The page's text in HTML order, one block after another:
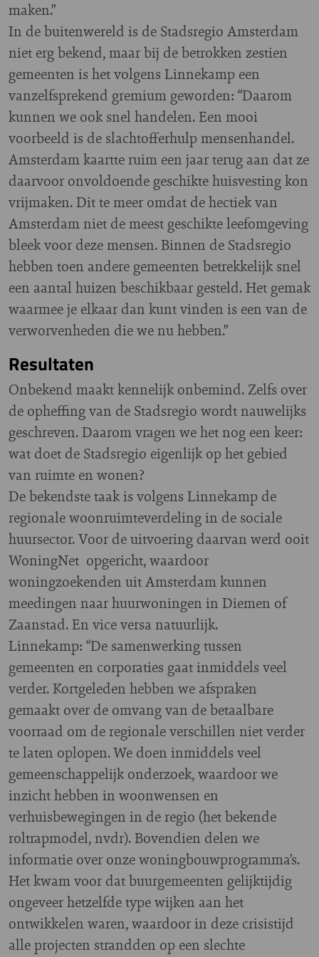
maken.”
In de buitenwereld is de Stadsregio Amsterdam
niet erg bekend, maar bij de betrokken zestien
gemeenten is het volgens Linnekamp een
vanzelfsprekend gremium geworden: “Daarom
kunnen we ook snel handelen. Een mooi
voorbeeld is de slachtofferhulp mensenhandel.
Amsterdam kaartte ruim een jaar terug aan dat ze
daarvoor onvoldoende geschikte huisvesting kon
vrijmaken. Dit te meer omdat de hectiek van
Amsterdam niet de meest geschikte leefomgeving
bleek voor deze mensen. Binnen de Stadsregio
hebben toen andere gemeenten betrekkelijk snel
een aantal huizen beschikbaar gesteld. Het gemak
waarmee je elkaar dan kunt vinden is een van de
verworvenheden die we nu hebben.”
Resultaten
Onbekend maakt kennelijk onbemind. Zelfs over
de opheffing van de Stadsregio wordt nauwelijks
geschreven. Daarom vragen we het nog een keer:
wat doet de Stadsregio eigenlijk op het gebied
van ruimte en wonen?
De bekendste taak is volgens Linnekamp de
regionale woonruimteverdeling in de sociale
huursector. Voor de uitvoering daarvan werd ooit
WoningNet opgericht, waardoor
woningzoekenden uit Amsterdam kunnen
meedingen naar huurwoningen in Diemen of
Zaanstad. En vice versa natuurlijk.
Linnekamp: “De samenwerking tussen
gemeenten en corporaties gaat inmiddels veel
verder. Kortgeleden hebben we afspraken
gemaakt over de omvang van de betaalbare
voorraad om de regionale verschillen niet verder
te laten oplopen. We doen inmiddels veel
gemeenschappelijk onderzoek, waardoor we
inzicht hebben in woonwensen en
verhuisbewegingen in de regio (het bekende
roltrapmodel, nvdr). Bovendien delen we
informatie over onze woningbouwprogramma’s.
Het kwam voor dat buurgemeenten gelijktijdig
ongeveer hetzelfde type wijken aan het
ontwikkelen waren, waardoor in deze crisistijd
alle projecten strandden op een slechte